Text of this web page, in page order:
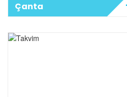
Çanta